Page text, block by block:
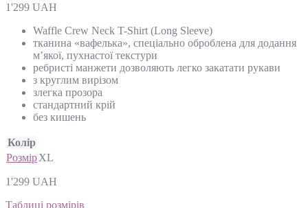
1'299 UAH
Waffle Crew Neck T-Shirt (Long Sleeve)
тканина «вафелька», спеціально оброблена для додання
м’якої, пухнастої текстури
ребристі манжети дозволяють легко закатати рукави
з круглим вирізом
злегка прозора
стандартний крій
без кишень
Колір
РозмірXL
1'299 UAH
Таблиці розмірів